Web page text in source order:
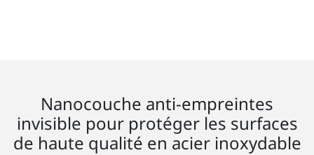
Nanocouche anti-empreintes
invisible pour protéger les surfaces
de haute qualité en acier inoxydable